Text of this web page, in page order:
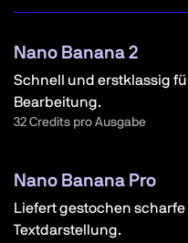
Nano Banana 2
Schnell und erstklassig
Bearbeitung.
32 Credits pro Ausgabe
Nano Banana Pro
Liefert gestochen
Textdarstellung.